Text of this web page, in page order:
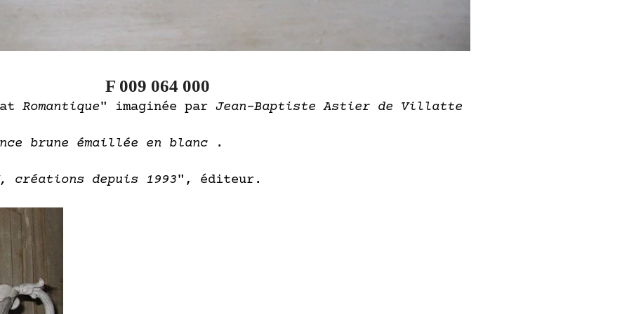
F 009 064 000
Romantique" imaginée par Jean-Baptiste Astier de Villatte
brune émaillée en blanc .
créations depuis 1993", éditeur.